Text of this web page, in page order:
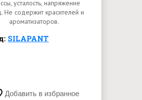
усталость, напряжение
Не содержит красителей и
ароматизаторов.
SILAPANT
Добавить в избранное